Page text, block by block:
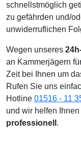
schnellstmöglich
zu gefährden und/
unwiderruflichen
Wegen unseres
an Kammerjägern
Zeit bei Ihnen um
Rufen Sie uns
Hotline 01516 - 11
und wir helfen
professionell .